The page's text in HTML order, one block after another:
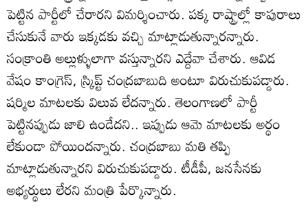
పెట్టిన పార్టీలో చేరారని విమర్శించారు. పక్క రాష్ట్రాల్లో కాపురాలు
చేసుకునే వారు ఇక్కడకు వచ్చి మాట్లాడుతున్నారన్నారు.
సంక్రాంతి అల్లుళ్ళులాగా వస్తున్నారని ఎద్దేవా చేశారు. ఆవిడ
వేషం కాంగ్రెస్, స్క్రిప్ట్ చంద్రబాబుది అంటూ విరుచుకుపడ్డారు.
షర్మిల మాటలకు విలువ లేదన్నారు. తెలంగాణలో పార్టీ
పెట్టినప్పుడు జాలి ఉండేదని.. ఇప్పుడు ఆమె మాటలకు అర్థం
లేకుండా పోయిందన్నారు. చంద్రబాబు మతి తప్పి
మాట్లాడుతున్నారని విరుచుకుపడ్డారు. టీడీపీ, జనసేనకు
అభ్యర్థులు లేరని మంత్రి పేర్కొన్నారు.